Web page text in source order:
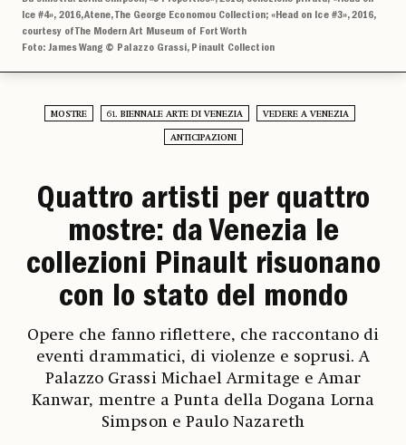
Ice #4», 2016, Atene, The George Economou Collection; «Head on Ice #3», 2016,
courtesy of The Modern Art Museum of Fort Worth
Foto: James Wang © Palazzo Grassi, Pinault Collection
MOSTRE 61. BIENNALE ARTE DI VENEZIA VEDERE A VENEZIA
ANTICIPAZIONI
Quattro artisti per quattro
mostre: da Venezia le
collezioni Pinault risuonano
con lo stato del mondo
Opere che fanno riflettere, che raccontano di
eventi drammatici, di violenze e soprusi. A
Palazzo Grassi Michael Armitage e Amar
Kanwar, mentre a Punta della Dogana Lorna
Simpson e Paulo Nazareth